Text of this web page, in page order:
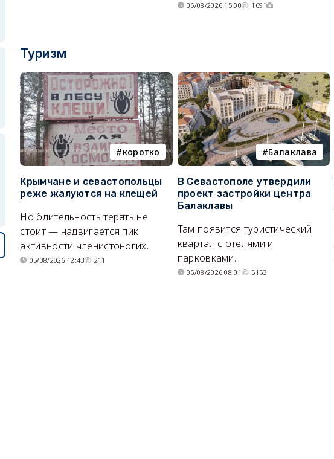
06/08/2026 15:00 1691
Туризм
коротко
Крымчане и севастопольцы
реже жалуются на клещей
Но бдительность терять не
стоит — надвигается пик
активности членистоногих.
05/08/2026 12:43 211
Балаклава
В Севастополе утвердили
проект застройки центра
Балаклавы
Там появится туристический
квартал с отелями и
парковками.
05/08/2026 08:01 5153